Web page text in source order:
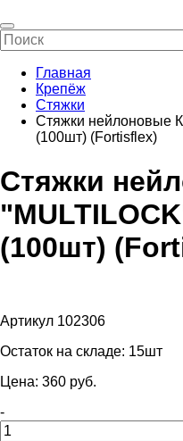
Главная
Крепёж
Стяжки
Стяжки нейлоновые
(100шт) (Fortisflex)
Стяжки
(100шт)
Артикул 102306
Остаток на складе: 15шт
Цена: 360 pуб.
-